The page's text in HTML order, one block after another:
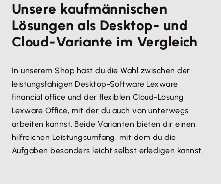
Unsere kaufmännischen
Lösungen als Desktop- und
Cloud-Variante im Vergleich
In unserem Shop hast du die Wahl zwischen der
leistungsfähigen Desktop-Software Lexware
financial office und der flexiblen Cloud-Lösung
Lexware Office, mit der du auch von unterwegs
arbeiten kannst. Beide Varianten bieten dir einen
hilfreichen Leistungsumfang, mit dem du die
Aufgaben besonders leicht selbst erledigen kannst.